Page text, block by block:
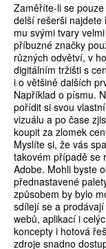
Zaměříte-li se
delší rešerši najdete
mu svými tvary
příbuzné značky
různých odvětví, v
digitálním tržišti s
i o většině dalších
Například o písmu.
pořídit si svou
vizuálu a po čase
koupit za zlomek
Myslíte si, že vás
takovém případě se
Adobe. Mohli byste
přednastavené
způsobem by bylo
sdílejí se a
webů, aplikací i
koncepty i hotová
zdroje snadno